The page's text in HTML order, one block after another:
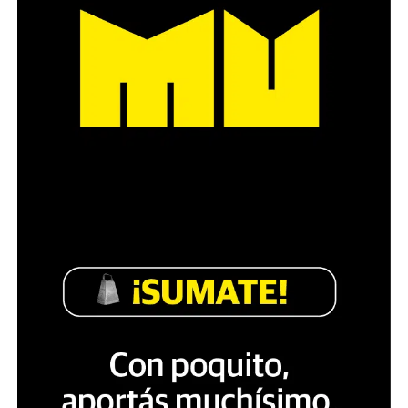
mamá de Lucía Pérez
“Estamos como el día 1”. La frase de la madre de la joven
asesinada en 2016 remite a aquel año: cuando
asesinado a su hija, hasta hoy, dos juicios después, pues la
impunidad sigue consagrada. De motivar el Primer Paro